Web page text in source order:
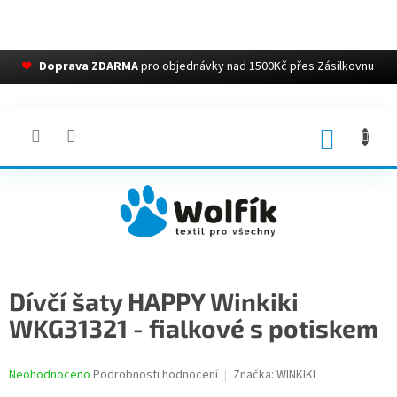
❤ Doprava ZDARMApro objednávky nad 1500Kč přes Zásilkovnu
Dívčí šaty HAPPY Winkiki
WKG31321 - fialkové s potiskem
Průměrné
Neohodnoceno Podrobnosti hodnocení Značka: WINKIKI